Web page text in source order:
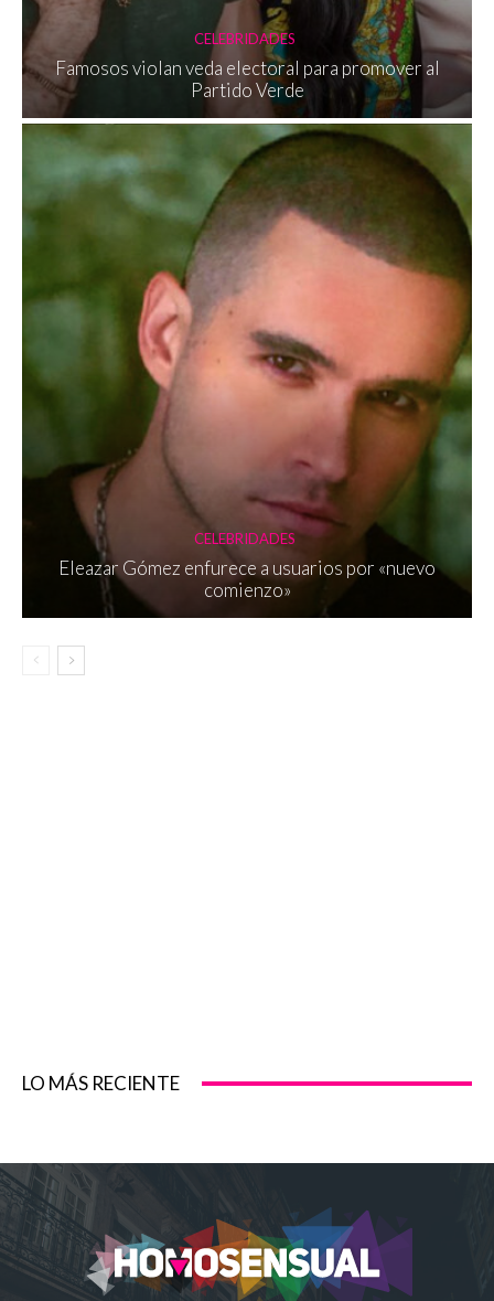
CELEBRIDADES
Famosos violan veda electoral para promover al
Partido Verde
CELEBRIDADES
Eleazar Gómez enfurece a usuarios por «nuevo
comienzo»
LO MÁS RECIENTE